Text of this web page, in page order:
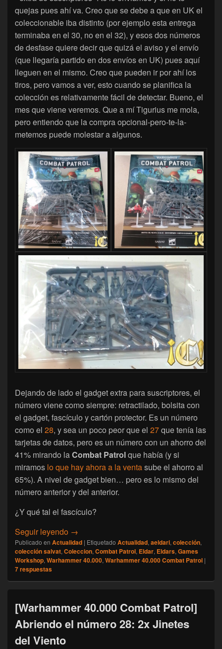
quejas pues ahí va. Creo que se debe a que en UK el
coleccionable iba distinto (por ejemplo esta entrega
terminaba en el 30, no en el 32), y esos dos números
de desfase quiere decir que quizá el aviso y el envío
(que llegaría partido en dos envíos en UK) pues aquí
lleguen en el mismo. Creo que pueden ir por ahí los
tiros, pero vamos a ver, esto cuando se planifica la
colección es relativamente fácil de detectar. Bueno, el
mes que viene veremos. Que a mí Tigurius me mola,
pero entiendo que la compra opcional-pero-te-la-
metemos puede molestar a algunos.
Dejando de lado el gadget extra para suscriptores, el
número viene como siempre: retractilado, bolsita con
el gadget, fascículo y cartón protector. Es un número
como el 28, y sea un poco peor que el 27que tenía las
tarjetas de datos, pero es un número con un ahorro del
41% mirando laCombat Patrolque había (y si
miramos lo que hay ahora a la ventasube el ahorro al
65%). A nivel de gadget bien… pero es lo mismo del
número anterior y del anterior.
¿Y qué tal el fascículo?
Seguir leyendo [Warhammer 40.000 Combat Patrol]
→
Publicado en Actualidad | Etiquetado Actualidad, aeldari, colección,
colección salvat, Coleccion, Combat Patrol, Eldar, Eldars, Games
Workshop, Warhammer 40.000, Warhammer 40.000 Combat Patrol |
7respuestas
[Warhammer 40.000 Combat Patrol]
Abriendo el número 28: 2x Jinetes
del Viento